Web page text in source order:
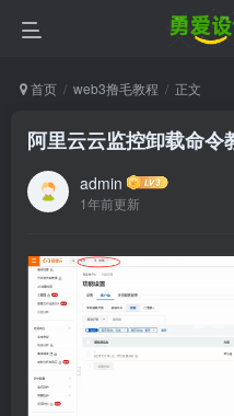
首页 web3撸毛教程 正文
阿里云云监控卸载命令
admin
1年前更新